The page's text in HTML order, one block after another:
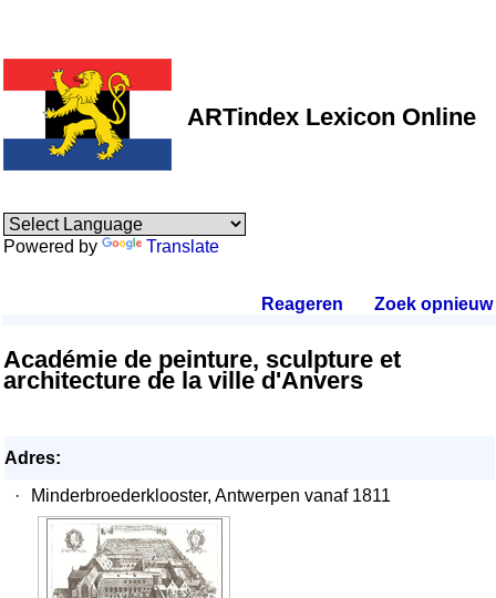
ARTindex Lexicon Online
Powered by Translate
Reageren Zoek opnieuw.
Académie de peinture, sculpture et
architecture de la ville d'Anvers
Adres:
·
Minderbroederklooster, Antwerpen vanaf 1811